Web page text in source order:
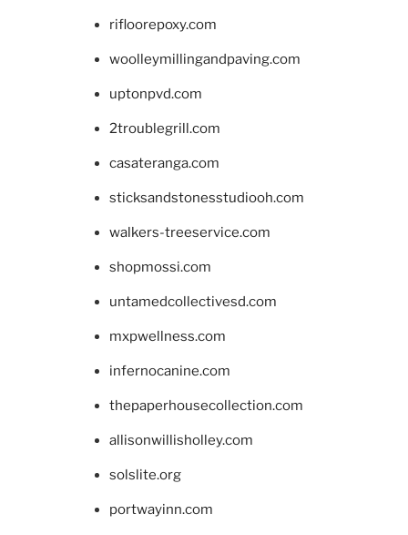
rifloorepoxy.com
woolleymillingandpaving.com
uptonpvd.com
2troublegrill.com
casateranga.com
sticksandstonesstudiooh.com
walkers-treeservice.com
shopmossi.com
untamedcollectivesd.com
mxpwellness.com
infernocanine.com
thepaperhousecollection.com
allisonwillisholley.com
solslite.org
portwayinn.com